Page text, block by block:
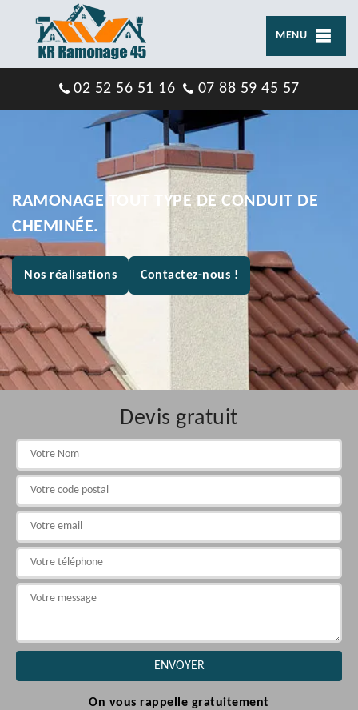
MENU
02 52 56 51 16 07 88 59 45 57
RAMONAGE TOUT TYPE DE CONDUIT DE
CHEMINÉE.
Nos réalisations Contactez-nous !
Devis gratuit
On vous rappelle gratuitement